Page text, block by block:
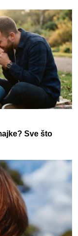
Sve što